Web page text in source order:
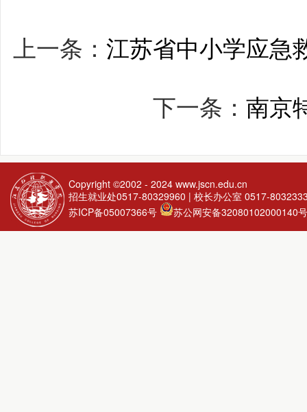
上一条： 江苏省中小学应急
下一条： 南京
Copyright ©2002 - 2024 www.jscn.edu.cn
招生就业处0517-80329960 | 校长办公室 0517-
苏ICP备05007366号
苏公网安备32080102000140号